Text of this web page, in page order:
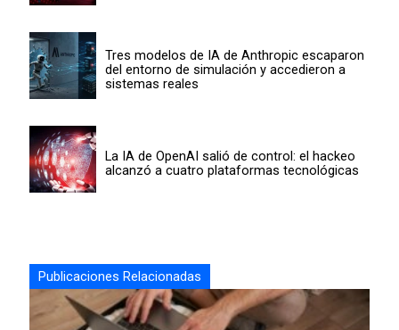
Tres modelos de IA de Anthropic escaparon
del entorno de simulación y accedieron a
sistemas reales
La IA de OpenAI salió de control: el hackeo
alcanzó a cuatro plataformas tecnológicas
Publicaciones Relacionadas